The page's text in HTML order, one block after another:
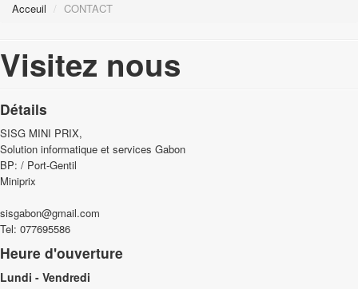
BUREAUTIQUE [10]
CABLE DE CONNEXION [0]
CABLE DE CONNEXION PERITEL [0]
CASQUE [0]
CASQUES ET KITS OREILLET [0]
CHARGEURS [0]
ELECTRICITE [2]
ENCRES [0]
Acceuil / CONTACT
Visitez nous
Détails
SISG MINI PRIX,
Solution informatique et services Gabon
BP: / Port-Gentil
Miniprix
sisgabon@gmail.com
Tel: 077695586
Heure d'ouverture
Lundi - Vendredi